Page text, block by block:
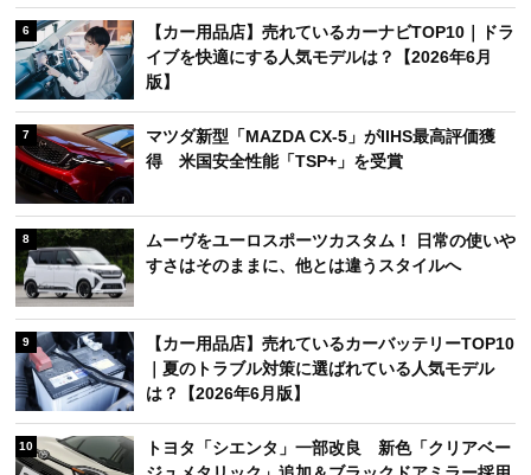
6
【カー用品店】売れているカーナビTOP10｜ドラ
イブを快適にする人気モデルは？【2026年6月
版】
7
マツダ新型「MAZDA CX-5」がIIHS最高評価獲
得 米国安全性能「TSP+」を受賞
8
ムーヴをユーロスポーツカスタム！ 日常の使いや
すさはそのままに、他とは違うスタイルへ
9
【カー用品店】売れているカーバッテリーTOP10
｜夏のトラブル対策に選ばれている人気モデル
は？【2026年6月版】
10
トヨタ「シエンタ」一部改良 新色「クリアベー